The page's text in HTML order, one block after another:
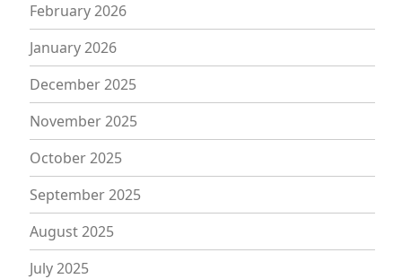
February 2026
January 2026
December 2025
November 2025
October 2025
September 2025
August 2025
July 2025